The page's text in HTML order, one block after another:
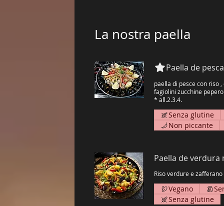
La nostra paella
Paella de
paella di pesce con riso
fagiolini zucchine
* all.2.3.4.
Senza glutine
Non piccante
Paella de verdura
Riso verdure e zafferano
Vegano
Senza glutine